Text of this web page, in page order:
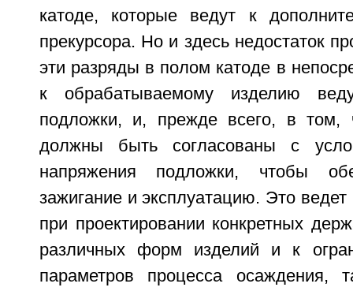
катоде, которые ведут к
прекурсора. Но и здесь недостаток
эти разряды в полом катоде в
к обрабатываемому изделию
подложки, и, прежде всего, в том,
должны быть согласованы с
напряжения подложки, чтобы
зажигание и эксплуатацию. Это
при проектировании конкретных
различных форм изделий и к
параметров процесса осаждения,